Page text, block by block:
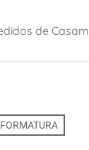
de